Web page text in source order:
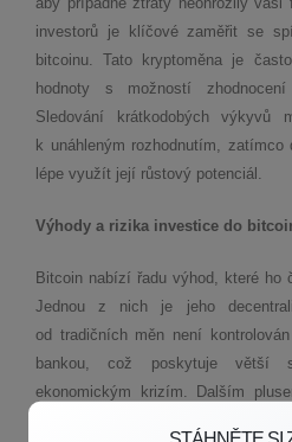
investorů je klíčové zaměřit se
bitcoinu. Tato kryptoměna je
hodnoty s možností
Sledování krátkodobých
k unáhleným rozhodnutím, zatímco
lépe využít její růstový potenciál.
Výhody a rizika investice do
Bitcoin nabízí řadu výhod, které ho
Jednou z nich je jeho
od tradičních měn není
bankou, což poskytuje větší
ekonomickým krizím. Dalším
díky technologii blockchain lze